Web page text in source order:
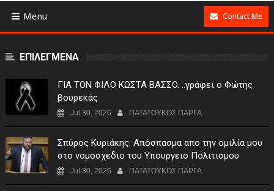
Menu Contact Me
ΕΠΙΛΕΓΜΕΝΑ
ΓIA TON ΦIΛO KΩΣTA BAΣΣO. ..γράφει ο Φώτης
βουρεκάς
Jul 30, 2026 ΠΑΤΑΤΟΥΚΟΣ ΠΑΡΓΑ
Σπύρος Κυριάκης: Απόσπασμα απο την ομιλία μου
στο νομοσχεδιο του Υπουργειο Πολιτισμου
Jul 30, 2026 ΠΑΤΑΤΟΥΚΟΣ ΠΑΡΓΑ